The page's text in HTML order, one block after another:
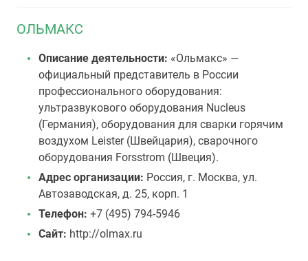
ОЛЬМАКС
Описание деятельности: «Ольмакс» —
официальный представитель в России
профессионального оборудования:
ультразвукового оборудования Nucleus
(Германия), оборудования для сварки горячим
воздухом Leister (Швейцария), сварочного
оборудования Forsstrom (Швеция).
Адрес организации: Россия, г. Москва, ул.
Автозаводская, д. 25, корп. 1
Телефон: +7 (495) 794-5946
Сайт: http://olmax.ru